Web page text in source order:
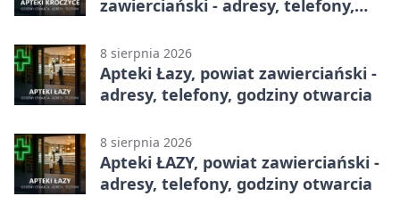
zawierciański - adresy, telefony,
8 sierpnia 2026
Apteki Łazy, powiat zawierciański -
adresy, telefony, godziny otwarcia
8 sierpnia 2026
Apteki ŁAZY, powiat zawierciański -
adresy, telefony, godziny otwarcia